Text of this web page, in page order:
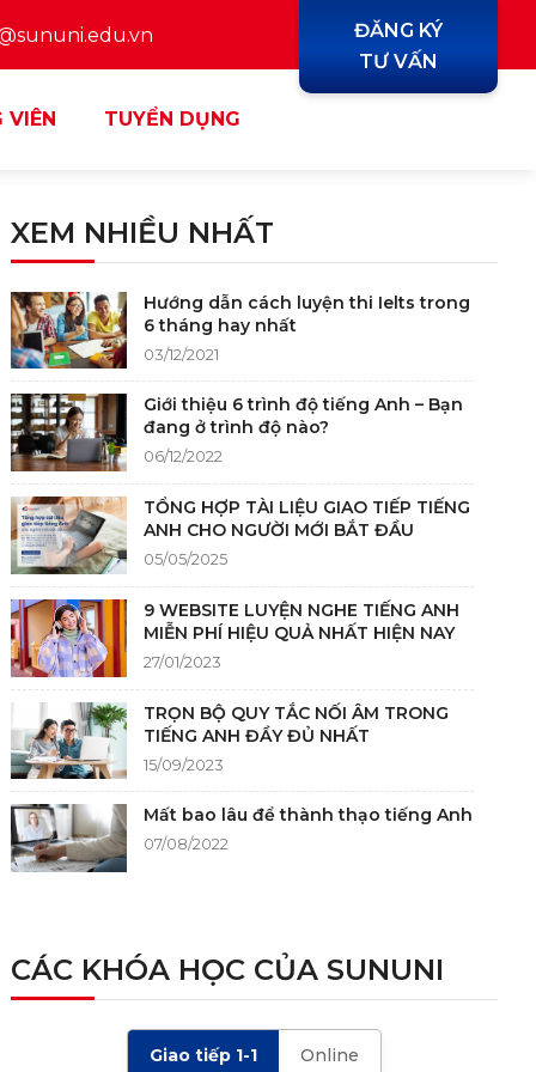
ĐĂNG KÝ
TƯ VẤN
VIÊN TUYỂN DỤNG
XEM NHIỀU NHẤT
Hướng dẫn cách luyện thi Ielts trong
6 tháng hay nhất
03/12/2021
Giới thiệu 6 trình độ tiếng Anh – Bạn
đang ở trình độ nào?
06/12/2022
TỔNG HỢP TÀI LIỆU GIAO TIẾP TIẾNG
ANH CHO NGƯỜI MỚI BẮT ĐẦU
05/05/2025
9 WEBSITE LUYỆN NGHE TIẾNG ANH
MIỄN PHÍ HIỆU QUẢ NHẤT HIỆN NAY
27/01/2023
TRỌN BỘ QUY TẮC NỐI ÂM TRONG
TIẾNG ANH ĐẦY ĐỦ NHẤT
15/09/2023
Mất bao lâu để thành thạo tiếng Anh
07/08/2022
WRITING 2024 VÀ NHỮNG LƯU Ý
CÁC KHÓA HỌC CỦA SUNUNI
Giao tiếp 1-1 Online